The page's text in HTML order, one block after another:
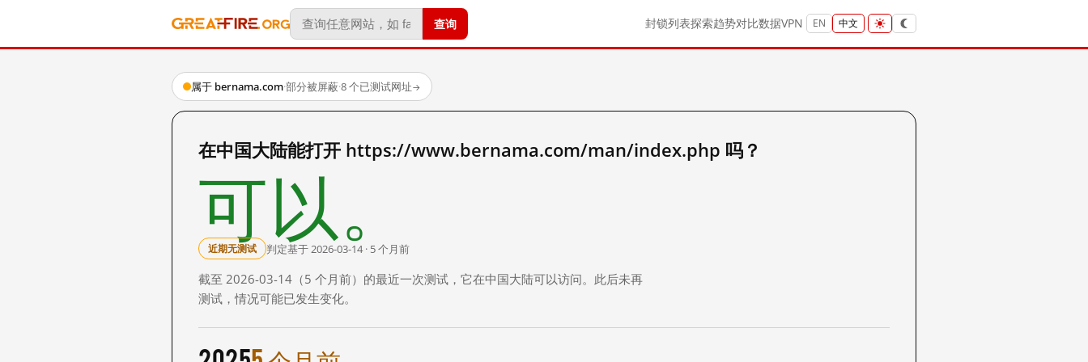
查询 封锁列表探索趋势对比数据VPN EN 中文
属于 bernama.com·部分被屏蔽·8 个已测试网址→
在中国大陆能打开 https://www.bernama.com/man/index.php 吗？
可以。
近期无测试 判定基于 2026-03-14 · 5 个月前
截至 2026-03-14（5 个月前）的最近一次测试，它在中国大陆可以访问。此后未再
测试，情况可能已发生变化。